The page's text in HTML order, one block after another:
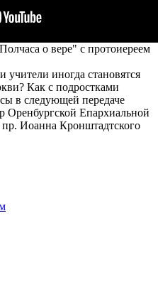
о вере" с протоиереем
иногда становятся
Как с подростками
в следующей передаче
Оренбургской Епархиальной
Иоанна Кронштадтского